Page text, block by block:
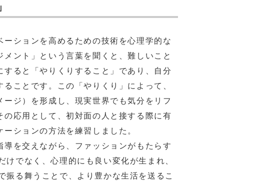
ションを高めるための技術を心理学的な
ント」という言葉を聞くと、難しいこと
ると「やりくりすること」であり、自分
ことです。この「やりくり」によって、
ジ）を形成し、現実世界でも気分をリフ
の応用として、初対面の人と接する際に有
ションの方法を練習しました。
を交えながら、ファッションがもたらす
でなく、心理的にも良い変化が生まれ、
る舞うことで、より豊かな生活を送るこ